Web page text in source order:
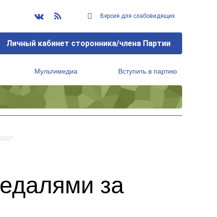
Версия для слабовидящих
Личный кабинет сторонника/члена Партии
Мультимедиа Вступить в партию
за